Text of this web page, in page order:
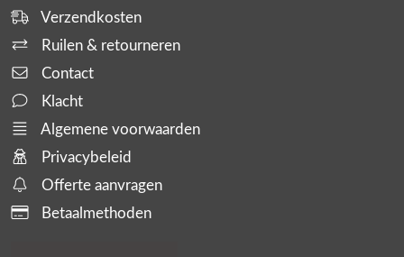
Verzendkosten
Ruilen & retourneren
Contact
Klacht
Algemene voorwaarden
Privacybeleid
Offerte aanvragen
Betaalmethoden